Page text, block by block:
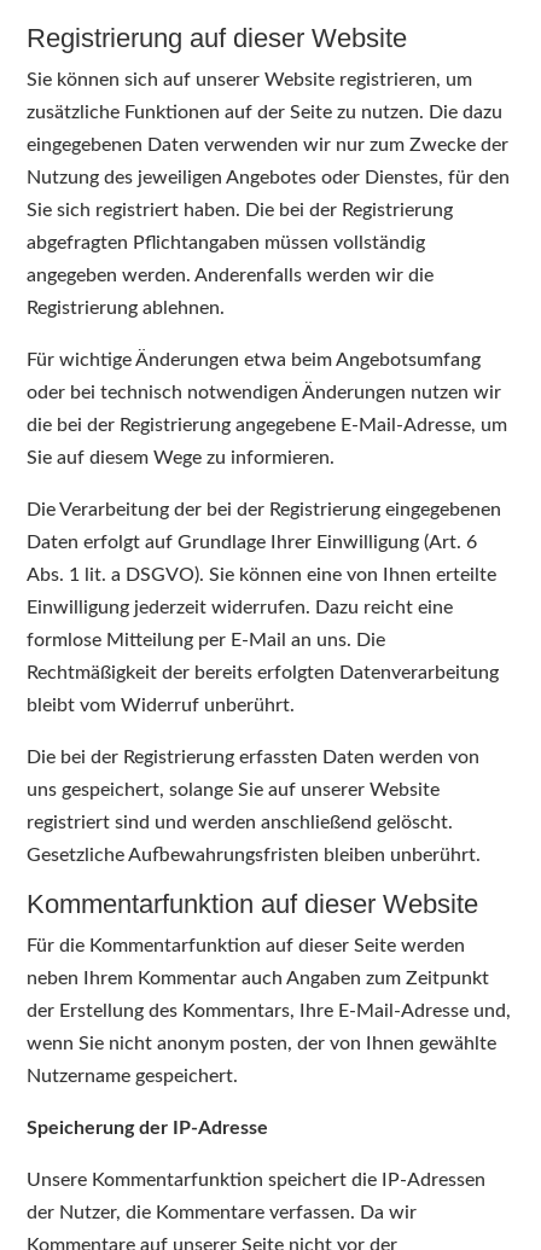
Registrierung auf dieser Website
Sie können sich auf unserer Website registrieren, um
zusätzliche Funktionen auf der Seite zu nutzen. Die dazu
eingegebenen Daten verwenden wir nur zum Zwecke der
Nutzung des jeweiligen Angebotes oder Dienstes, für den
Sie sich registriert haben. Die bei der Registrierung
abgefragten Pflichtangaben müssen vollständig
angegeben werden. Anderenfalls werden wir die
Registrierung ablehnen.
Für wichtige Änderungen etwa beim Angebotsumfang
oder bei technisch notwendigen Änderungen nutzen wir
die bei der Registrierung angegebene E-Mail-Adresse, um
Sie auf diesem Wege zu informieren.
Die Verarbeitung der bei der Registrierung eingegebenen
Daten erfolgt auf Grundlage Ihrer Einwilligung (Art. 6
Abs. 1 lit. a DSGVO). Sie können eine von Ihnen erteilte
Einwilligung jederzeit widerrufen. Dazu reicht eine
formlose Mitteilung per E-Mail an uns. Die
Rechtmäßigkeit der bereits erfolgten Datenverarbeitung
bleibt vom Widerruf unberührt.
Die bei der Registrierung erfassten Daten werden von
uns gespeichert, solange Sie auf unserer Website
registriert sind und werden anschließend gelöscht.
Gesetzliche Aufbewahrungsfristen bleiben unberührt.
Kommentarfunktion auf dieser Website
Für die Kommentarfunktion auf dieser Seite werden
neben Ihrem Kommentar auch Angaben zum Zeitpunkt
der Erstellung des Kommentars, Ihre E-Mail-Adresse und,
wenn Sie nicht anonym posten, der von Ihnen gewählte
Nutzername gespeichert.
Speicherung der IP-Adresse
Unsere Kommentarfunktion speichert die IP-Adressen
der Nutzer, die Kommentare verfassen. Da wir
Kommentare auf unserer Seite nicht vor der